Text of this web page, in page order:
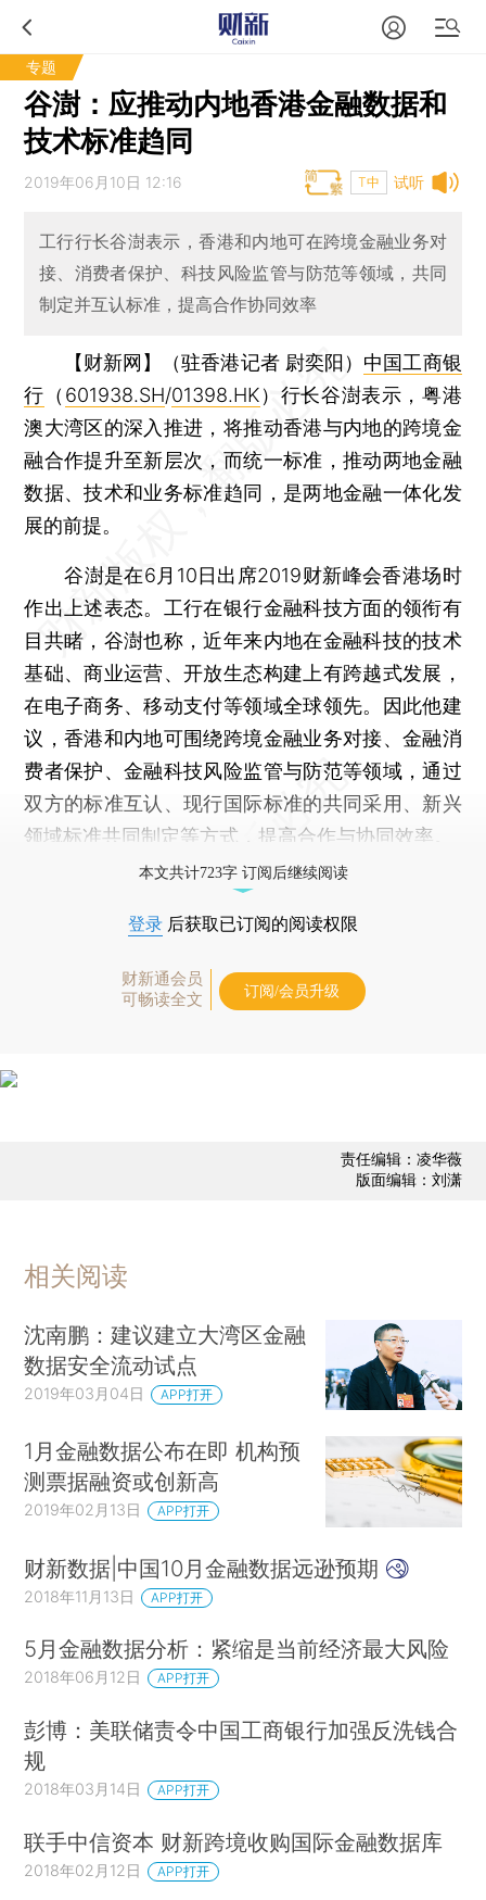
专题
谷澍：应推动内地香港金融数据和
技术标准趋同
试听
2019年06月10日 12:16 T中
工行行长谷澍表示，香港和内地可在跨境金融业务对
接、消费者保护、科技风险监管与防范等领域，共同
制定并互认标准，提高合作协同效率
【财新网】（驻香港记者 尉奕阳） 中国工商银
行 （ 601938.SH/01398.HK）行长谷澍表示，粤港
澳大湾区的深入推进，将推动香港与内地的跨境金
融合作提升至新层次，而统一标准，推动两地金融
数据、技术和业务标准趋同，是两地金融一体化发
展的前提。
谷澍是在6月10日出席2019财新峰会香港场时
作出上述表态。工行在银行金融科技方面的领衔有
目共睹，谷澍也称，近年来内地在金融科技的技术
基础、商业运营、开放生态构建上有跨越式发展，
在电子商务、移动支付等领域全球领先。因此他建
议，香港和内地可围绕跨境金融业务对接、金融消
费者保护、金融科技风险监管与防范等领域，通过
双方的标准互认、现行国际标准的共同采用、新兴
领域标准共同制定等方式，提高合作与协同效率。
本文共计723字 订阅后继续阅读
登录 后获取已订阅的阅读权限
财新通会员
可畅读全文
订阅/会员升级
责任编辑：凌华薇
版面编辑：刘潇
相关阅读
沈南鹏：建议建立大湾区金融
数据安全流动试点
2019年03月04日 APP打开
1月金融数据公布在即 机构预
测票据融资或创新高
2019年02月13日 APP打开
财新数据|中国10月金融数据远逊预期
2018年11月13日 APP打开
5月金融数据分析：紧缩是当前经济最大风险
2018年06月12日 APP打开
彭博：美联储责令中国工商银行加强反洗钱合
规
2018年03月14日 APP打开
联手中信资本 财新跨境收购国际金融数据库
2018年02月12日 APP打开